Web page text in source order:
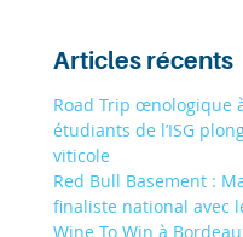
Articles récents
Road Trip œnologique
étudiants de l’ISG
viticole
Red Bull Basement :
finaliste national avec
Wine To Win à